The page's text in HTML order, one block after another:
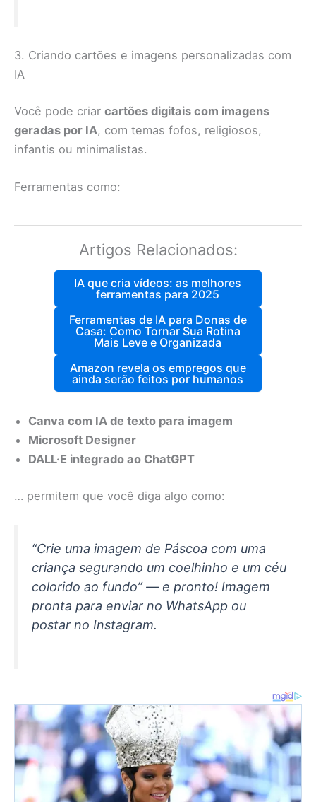
3. Criando cartões e imagens personalizadas com
IA
Você pode criar cartões digitais com imagens
geradas por IA, com temas fofos, religiosos,
infantis ou minimalistas.
Ferramentas como:
Artigos Relacionados:
IA que cria vídeos: as melhores
ferramentas para 2025
Ferramentas de IA para Donas de
Casa: Como Tornar Sua Rotina
Mais Leve e Organizada
Amazon revela os empregos que
ainda serão feitos por humanos
Canva com IA de texto para imagem
Microsoft Designer
DALL·E integrado ao ChatGPT
… permitem que você diga algo como:
“Crie uma imagem de Páscoa com uma
criança segurando um coelhinho e um céu
colorido ao fundo” — e pronto! Imagem
pronta para enviar no WhatsApp ou
postar no Instagram.